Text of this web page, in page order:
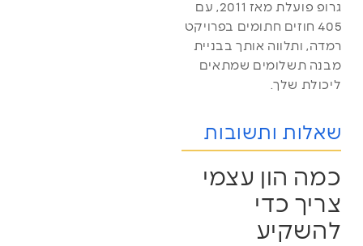
גרופ פועלת מאז 2011, עם
405 חוזים חתומים בפרויקט
רמדה, ותלווה אותך בבניית
מבנה תשלומים שמתאים
ליכולת שלך.
שאלות ותשובות
כמה הון עצמי
צריך כדי
להשקיע